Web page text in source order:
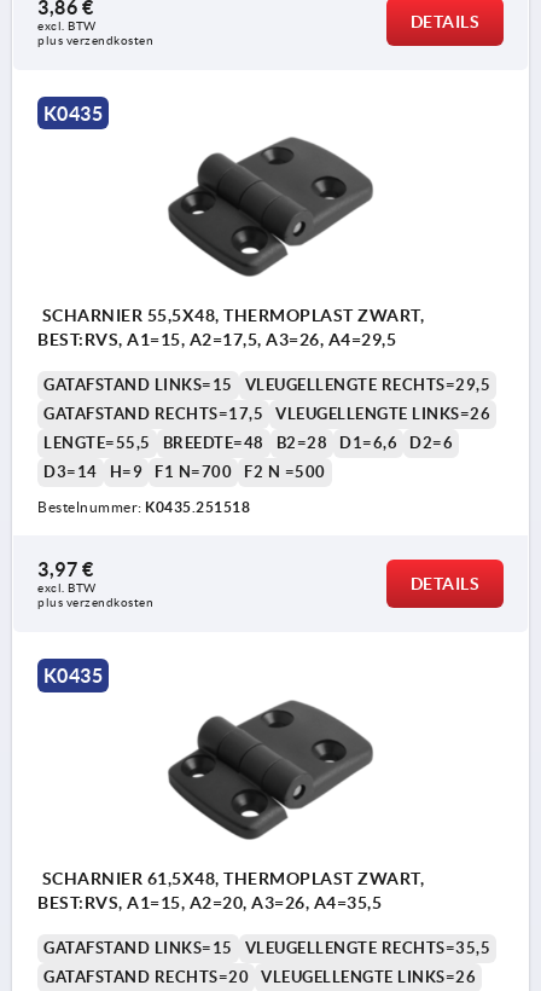
3,86 €
excl. BTW
plus verzendkosten
DETAILS
K0435
SCHARNIER 55,5X48, THERMOPLAST ZWART,
BEST:RVS, A1=15, A2=17,5, A3=26, A4=29,5
GATAFSTAND LINKS=15
VLEUGELLENGTE RECHTS=29,5
GATAFSTAND RECHTS=17,5
VLEUGELLENGTE LINKS=26
LENGTE=55,5
BREEDTE=48 B2=28 D1=6,6
D2=6
D3=14
H=9 F1 N=700 F2 N =500
Bestelnummer: K0435.251518
3,97 €
excl. BTW
plus verzendkosten
DETAILS
K0435
SCHARNIER 61,5X48, THERMOPLAST ZWART,
BEST:RVS, A1=15, A2=20, A3=26, A4=35,5
GATAFSTAND LINKS=15
VLEUGELLENGTE RECHTS=35,5
GATAFSTAND RECHTS=20
VLEUGELLENGTE LINKS=26